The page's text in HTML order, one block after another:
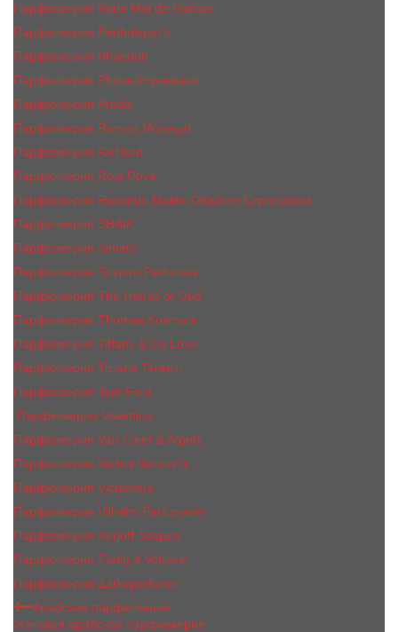
Парфюмерия Parle Moi de Parfum
Парфюмерия Penhaligon's
Парфюмерия Phaedon
Парфюмерия Plume Impression
Парфюмерия Prada
Парфюмерия Ramon Monegal
Парфюмерия RicHard
Парфюмерия Roja Dove
Парфюмерия Rosendo Mateu Olfactive Expressions
Парфюмерия SHAIK
Парфюмерия Simimi
Парфюмерия Sospiro Perfumes
Парфюмерия The House of Oud
Парфюмерия Thomas Kosmala
Парфюмерия Tiffany & Co Love
Парфюмерия Tiziana Terenzi
Парфюмерия Tom Ford
Парфюмерия Valentino
Парфюмерия Van Cleef & Arpels
Парфюмерия Vertus Narcos'is
Парфюмерия Victorious
Парфюмерия Vilhelm Parfumerie
Парфюмерия Xerjoff Sospiro
Парфюмерия Zadig & Voltaire
Парфюмерия Zarkoperfume
Арабская парфюмерия
Женская арабская парфюмерия